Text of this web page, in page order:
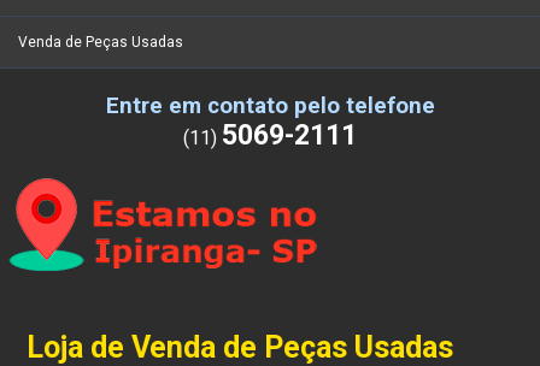
Venda de Peças Usadas
Entre em contato pelo telefone
(11) 5069-2111
Loja de Venda de Peças Usadas